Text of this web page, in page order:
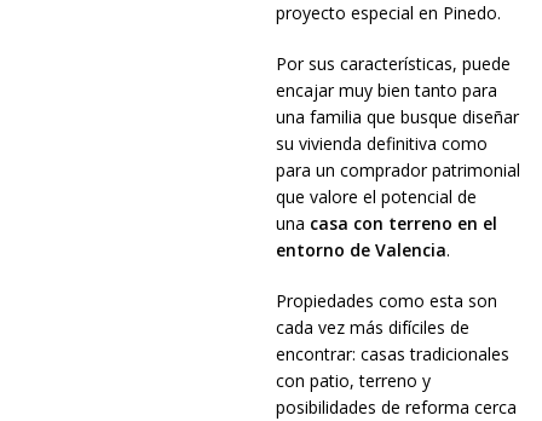
proyecto especial en Pinedo.
Por sus características, puede
encajar muy bien tanto para
una familia que busque diseñar
su vivienda definitiva como
para un comprador patrimonial
que valore el potencial de
una casa con terreno en el
entorno de Valencia.
Propiedades como esta son
cada vez más difíciles de
encontrar: casas tradicionales
con patio, terreno y
posibilidades de reforma cerca